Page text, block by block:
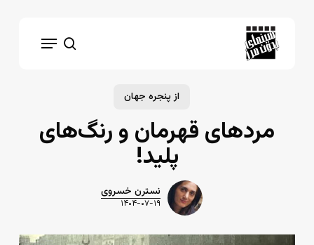
search
Menu
از پنجره جهان
مردهای قهرمان و رنگ‌های
پلید!
نسترن خسروی
۱۴۰۴-۰۷-۱۹